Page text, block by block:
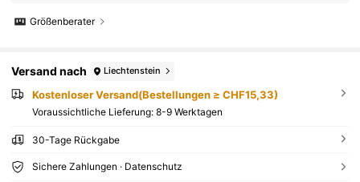
Größenberater
Versand nach Liechtenstein
Kostenloser Versand(Bestellungen ≥ CHF15,33)
Voraussichtliche Lieferung: 8-9 Werktagen
30-Tage Rückgabe
Sichere Zahlungen · Datenschutz